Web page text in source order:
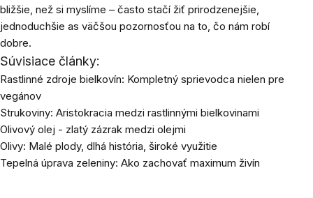
bližšie, než si myslíme – často stačí žiť prirodzenejšie,
jednoduchšie as väčšou pozornosťou na to, čo nám robí
dobre.
Súvisiace články:
Rastlinné zdroje bielkovín: Kompletný sprievodca nielen pre
vegánov
Strukoviny: Aristokracia medzi rastlinnými bielkovinami
Olivový olej - zlatý zázrak medzi olejmi
Olivy: Malé plody, dlhá história, široké využitie
Tepelná úprava zeleniny: Ako zachovať maximum živín